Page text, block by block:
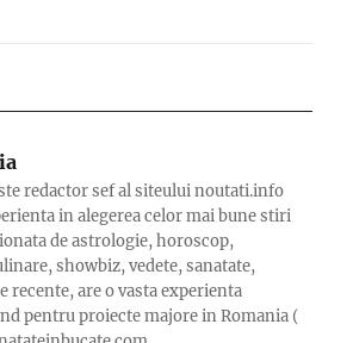
redactor sef al siteului noutati.info
in alegerea celor mai bune stiri
de astrologie, horoscop,
showbiz, vedete, sanatate,
recente, are o vasta experienta
pentru proiecte majore in Romania (